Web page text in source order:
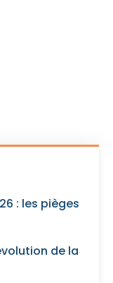
: les pièges
de la